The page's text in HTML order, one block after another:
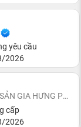
yêu cầu
2026
CÔNG TY TNHH SẢN XUẤT GIỐNG THỦY SẢN GIA HƯNG PHÁT
cấp
2026